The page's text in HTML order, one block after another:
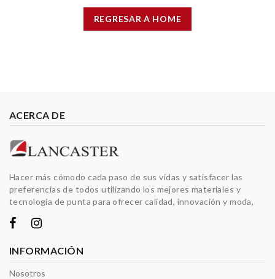
REGRESAR A HOME
ACERCA DE
Hacer más cómodo cada paso de sus vidas y satisfacer las
preferencias de todos utilizando los mejores materiales y
tecnología de punta para ofrecer calidad, innovación y moda,
INFORMACIÓN
Nosotros